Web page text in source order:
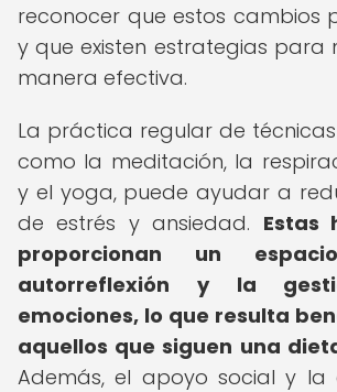
reconocer que estos cambios
y que existen estrategias para
manera efectiva.
La práctica regular de
como la meditación, la
y el yoga, puede ayudar a
de estrés y ansiedad. Estas
proporcionan un
autorreflexión y la
emociones, lo que resulta
aquellos que siguen una
Además, el apoyo social y la